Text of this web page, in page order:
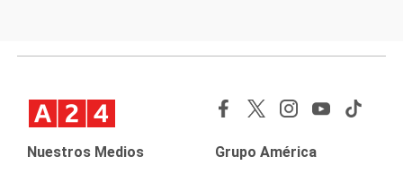
Nuestros Medios Grupo América